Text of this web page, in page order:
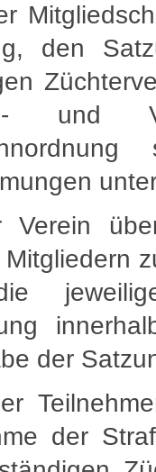
den
und
Verein
der
der